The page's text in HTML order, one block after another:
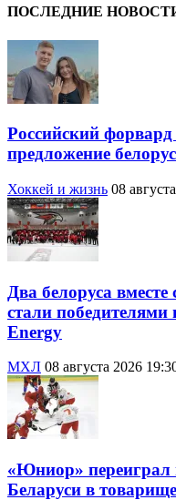
ПОСЛЕДНИЕ
Российский
предложение
Хоккей и жизнь 08
Два белоруса
стали победителями
Energy
МХЛ 08 августа 2026
«Юниор»
Беларуси в